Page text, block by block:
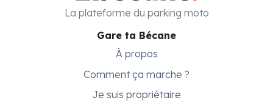
Gare ta Bécane
À propos
Comment ça marche ?
Je suis propriétaire
La plateforme du parking moto